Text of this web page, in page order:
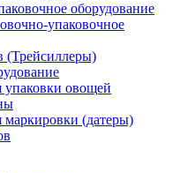
оборудование
упаковочное
(Трейсиллеры)
упаковки овощей
маркировки (датеры)